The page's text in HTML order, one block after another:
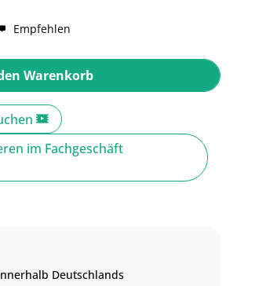
Empfehlen
Warenkorb
im Fachgeschäft
Deutschlands